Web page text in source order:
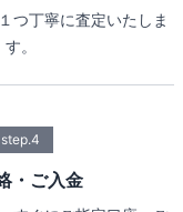
つ丁寧に査定いたしま
す。
step.4
・ご入金